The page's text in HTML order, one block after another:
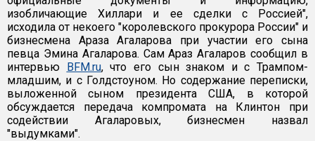
изобличающие Хиллари и ее сделки с Россией",
исходила от некоего "королевского прокурора России" и
бизнесмена Араза Агаларова при участии его сына
певца Эмина Агаларова. Сам Араз Агаларов сообщил в
интервью BFM.ru, что его сын знаком и с Трампом-
младшим, и с Голдстоуном. Но содержание переписки,
выложенной сыном президента США, в которой
обсуждается передача компромата на Клинтон при
содействии Агаларовых, бизнесмен назвал
"выдумками".